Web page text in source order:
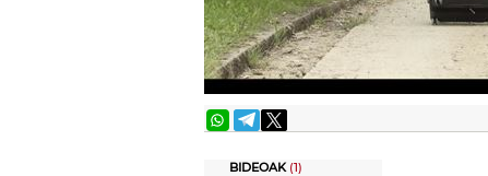
BIDEOAK(1)